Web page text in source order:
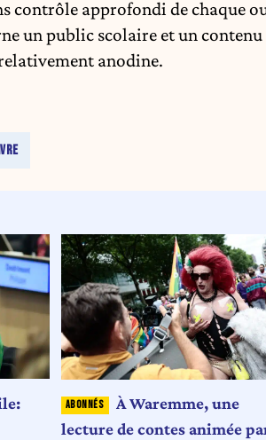
contrôle approfondi de chaque
un public scolaire et un
anodine.
À Waremme, une
lecture de contes animée